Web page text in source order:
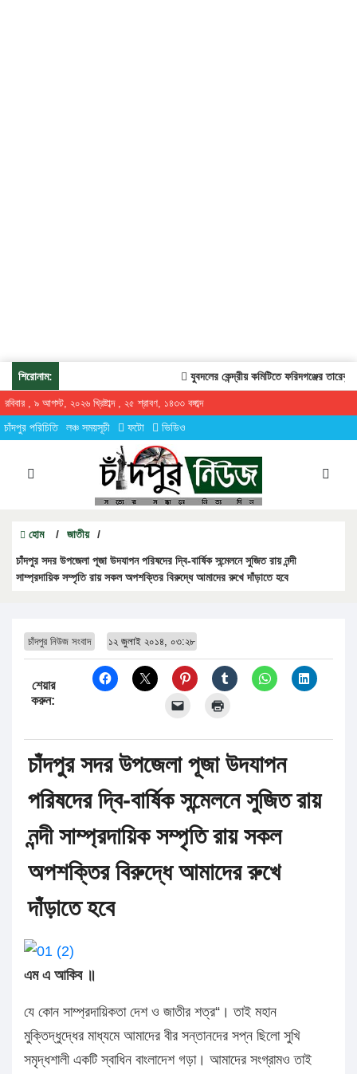
শিরোনাম: যুবদলের কেন্দ্রীয় কমিটিতে ফরিদগঞ্জের তারেকুর
রবিবার , ৯ আগস্ট, ২০২৬ খ্রিষ্টাব্দ , ২৫ শ্রাবণ, ১৪৩৩ বঙ্গাব্দ
চাঁদপুর পরিচিতি লঞ্চ সময়সূচী ফটো ভিডিও
হোম / জাতীয় /
চাঁদপুর সদর উপজেলা পূজা উদযাপন পরিষদের দ্বি-বার্ষিক সন্মেলনে সুজিত রায় নন্দী
সাম্প্রদায়িক সম্পৃতি রায় সকল অপশক্তির বিরুদ্ধে আমাদের রুখে দাঁড়াতে হবে
চাঁদপুর নিউজ সংবাদ ১২ জুলাই ২০১৪, ০৩:২৮
শেয়ার
করুন:
চাঁদপুর সদর উপজেলা পূজা উদযাপন
পরিষদের দ্বি-বার্ষিক সন্মেলনে সুজিত রায়
নন্দী সাম্প্রদায়িক সম্পৃতি রায় সকল
অপশক্তির বিরুদ্ধে আমাদের রুখে
দাঁড়াতে হবে
এম এ আকিব ॥
যে কোন সাম্প্রদায়িকতা দেশ ও জাতীর শত্র“। তাই মহান
মুক্তিদ্ধুদ্ধের মাধ্যমে আমাদের বীর সন্তানদের সপ্ন ছিলো সুখি
সমৃদ্ধশালী একটি স্বাধিন বাংলাদেশ গড়া। আমাদের সংগ্রামও তাই